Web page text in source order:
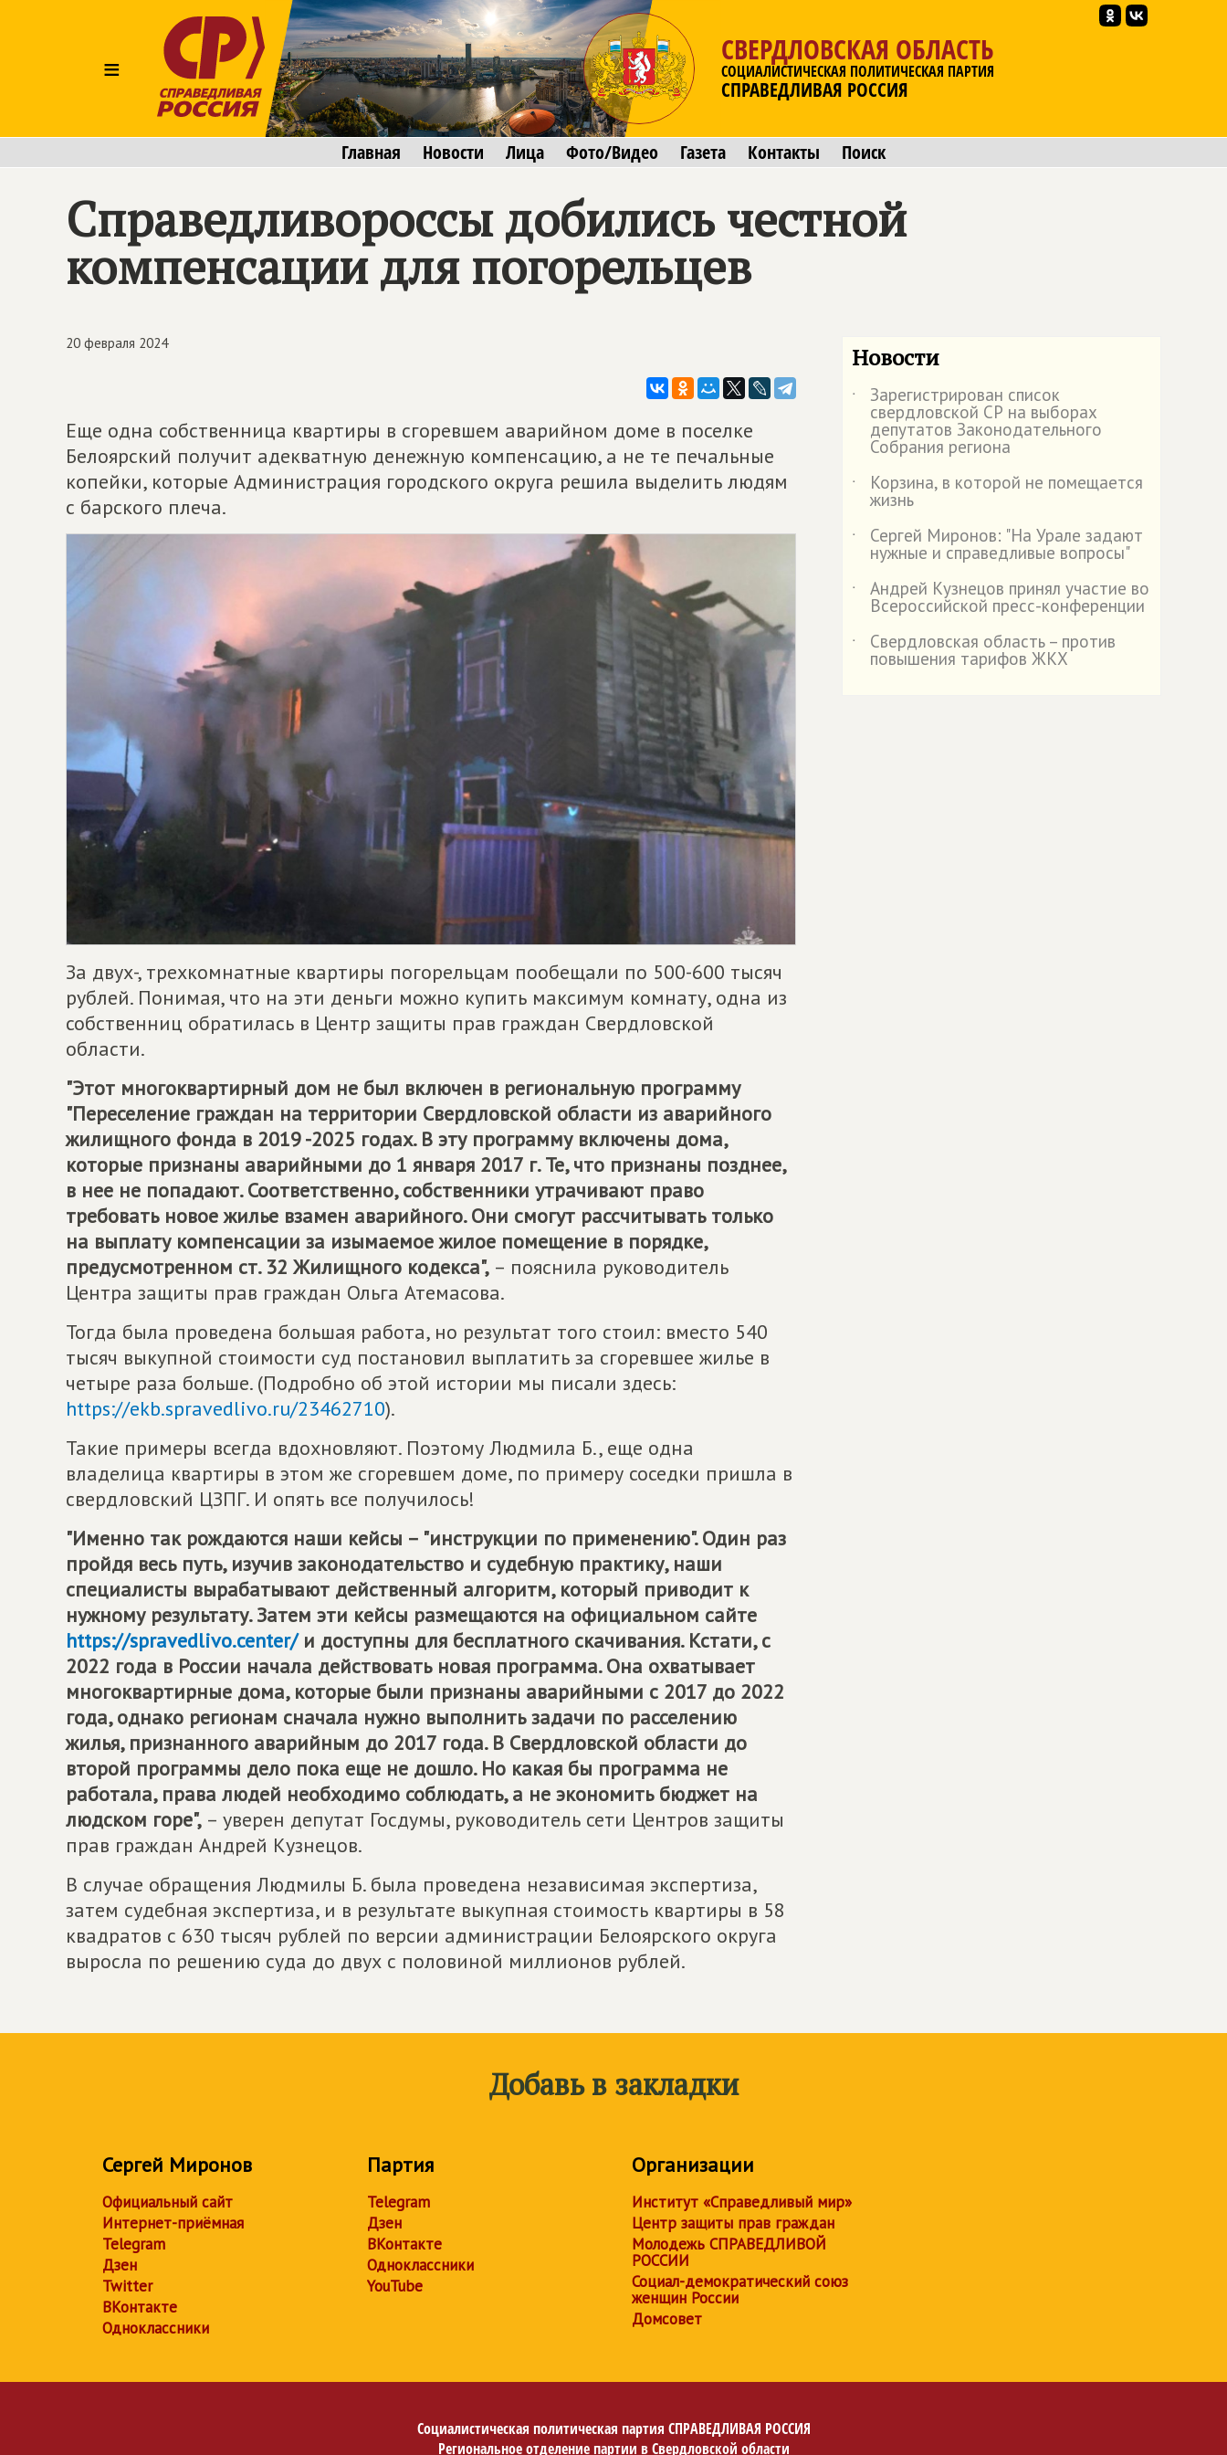
≡
СВЕРДЛОВСКАЯ ОБЛАСТЬ
СОЦИАЛИСТИЧЕСКАЯ ПОЛИТИЧЕСКАЯ ПАРТИЯ
СПРАВЕДЛИВАЯ РОССИЯ
Главная Новости Лица Фото/Видео Газета Контакты Поиск
Справедливороссы добились честной
компенсации для погорельцев
20 февраля 2024
Еще одна собственница квартиры в сгоревшем аварийном доме в поселке
Белоярский получит адекватную денежную компенсацию, а не те печальные
копейки, которые Администрация городского округа решила выделить людям
с барского плеча.
За двух-, трехкомнатные квартиры погорельцам пообещали по 500-600 тысяч
рублей. Понимая, что на эти деньги можно купить максимум комнату, одна из
собственниц обратилась в Центр защиты прав граждан Свердловской
области.
"Этот многоквартирный дом не был включен в региональную программу
"Переселение граждан на территории Свердловской области из аварийного
жилищного фонда в 2019 -2025 годах. В эту программу включены дома,
которые признаны аварийными до 1 января 2017 г. Те, что признаны позднее,
в нее не попадают. Соответственно, собственники утрачивают право
требовать новое жилье взамен аварийного. Они смогут рассчитывать только
на выплату компенсации за изымаемое жилое помещение в порядке,
предусмотренном ст. 32 Жилищного кодекса", – пояснила руководитель
Центра защиты прав граждан Ольга Атемасова.
Тогда была проведена большая работа, но результат того стоил: вместо 540
тысяч выкупной стоимости суд постановил выплатить за сгоревшее жилье в
четыре раза больше. (Подробно об этой истории мы писали здесь:
https://ekb.spravedlivo.ru/23462710).
Такие примеры всегда вдохновляют. Поэтому Людмила Б., еще одна
владелица квартиры в этом же сгоревшем доме, по примеру соседки пришла в
свердловский ЦЗПГ. И опять все получилось!
"Именно так рождаются наши кейсы – "инструкции по применению". Один раз
пройдя весь путь, изучив законодательство и судебную практику, наши
специалисты вырабатывают действенный алгоритм, который приводит к
нужному результату. Затем эти кейсы размещаются на официальном сайте
https://spravedlivo.center/и доступны для бесплатного скачивания. Кстати, с
2022 года в России начала действовать новая программа. Она охватывает
многоквартирные дома, которые были признаны аварийными с 2017 до 2022
года, однако регионам сначала нужно выполнить задачи по расселению
жилья, признанного аварийным до 2017 года. В Свердловской области до
второй программы дело пока еще не дошло. Но какая бы программа не
работала, права людей необходимо соблюдать, а не экономить бюджет на
людском горе", – уверен депутат Госдумы, руководитель сети Центров защиты
прав граждан Андрей Кузнецов.
В случае обращения Людмилы Б. была проведена независимая экспертиза,
затем судебная экспертиза, и в результате выкупная стоимость квартиры в 58
квадратов с 630 тысяч рублей по версии администрации Белоярского округа
выросла по решению суда до двух с половиной миллионов рублей.
Новости
˙ Зарегистрирован список
свердловской СР на выборах
депутатов Законодательного
Собрания региона
˙
Корзина, в которой не помещается
жизнь
˙
Сергей Миронов: "На Урале задают
нужные и справедливые вопросы"
˙
Андрей Кузнецов принял участие во
Всероссийской пресс-конференции
˙
Свердловская область – против
повышения тарифов ЖКХ
Добавь в закладки
Сергей Миронов
Официальный сайт
Интернет-приёмная
Telegram
Дзен
Twitter
ВКонтакте
Одноклассники
Партия
Telegram
Дзен
ВКонтакте
Одноклассники
YouTube
Организации
Институт «Справедливый мир»
Центр защиты прав граждан
Молодежь СПРАВЕДЛИВОЙ
РОССИИ
Социал-демократический союз
женщин России
Домсовет
Социалистическая политическая партия СПРАВЕДЛИВАЯ РОССИЯ
Региональное отделение партии в Свердловской области